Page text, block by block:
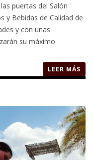
puertas del Salón
y Bebidas de Calidad de
y con unas
su máximo
LEER MÁS